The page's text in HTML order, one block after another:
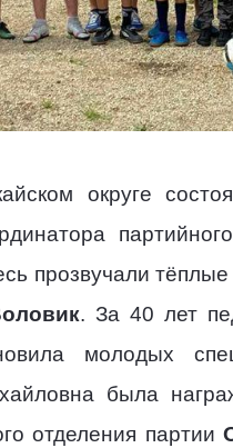
округе
прозвучали
. За 40 лет
молодых
была
отделения партии